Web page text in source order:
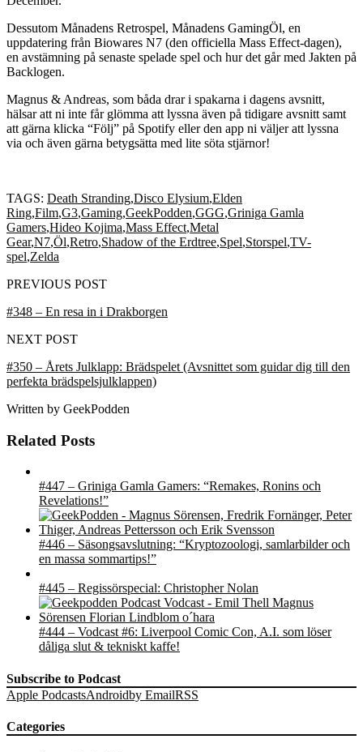
Dessutom Månadens Retrospel, Månadens GamingÖl, en
uppdatering från Biowares N7 (den officiella Mass Effect-dagen),
en avstämning på senaste spelade spel och hur det går med Jakten på
Backlogen.
Magnus & Andreas, som båda drar i spakarna i dagens avsnitt,
hälsar att ni inte får glömma att lyssna även på tidigare avsnitt samt
att gärna klicka “Följ” på Spotify eller den app ni väljer att lyssna
via och även gärna betygsätta med lite söta stjärnor!
TAGS: Death Stranding,Disco Elysium,Elden
Ring,Film,G3,Gaming,GeekPodden,GGG,Griniga Gamla
Gamers,Hideo Kojima,Mass Effect,Metal
Gear,N7,Öl,Retro,Shadow of the Erdtree,Spel,Storspel,TV-
spel,Zelda
PREVIOUS POST
#348 – En resa in i Drakborgen
NEXT POST
#350 – Årets Julklapp: Brädspelet (Avsnittet som guidar dig till den
perfekta brädspelsjulklappen)
Written by GeekPodden
Related Posts
#447 – Griniga Gamla Gamers: “Remakes, Ronins och
Revelations!”
#446 – Säsongsavslutning: “Kryptozoologi, samlarbilder och
en massa sommartips!”
#445 – Regissörspecial: Christopher Nolan
#444 – Vodcast #6: Liverpool Comic Con, A.I. som löser
dåliga slut & tekniskt kaffe!
Subscribe to Podcast
Apple PodcastsAndroidby EmailRSS
Categories